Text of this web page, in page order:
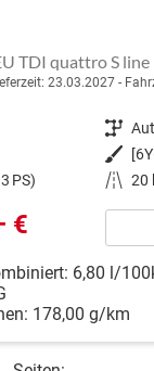
23.03.2027
Getriebe
Außenfarbe
PS) Kilometerstand 20
€
6,80 l/
178,00 g/km